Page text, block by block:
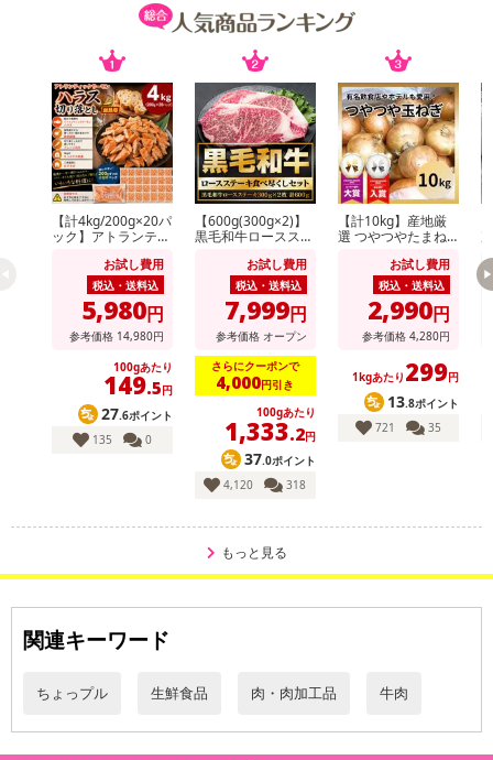
●“和牛のオリンピック”と言われる全国のブランド牛品評会で2大会
連続金に輝いた「飛騨牛」をご自宅で堪能できる夢のセット！
●飛騨牛 A3ランク以上を確約！
霜降りの飛騨牛を食すと、脂の旨みがじわーっと広がり、口の中で
飛騨牛がブランド牛として食通の間で絶賛される理由。それは“和牛
のオリンピック”と言われる全国のブランド牛品評会で2大会連続金
の名が知れ渡り、高級ブランド牛として肉の名店でこぞって使われ
さすが、二連連続金の実績を誇るだけあり、その肉質と味は食べる
【計4kg/200g×20パ
ック】アトランティ
切り落としお試し費用
税込・送料込
5,980円
参考価格 14,980円
100gあたり
149.5円
27.6ポイント
135
0
【600g(300g×2)】
黒毛和牛ロースステ
お試し費用
税込・送料込
7,999円
参考価格 オープン
さらにクーポンで
4,000円引き
100gあたり
1,333.2円
37.0ポイント
4,120
318
【計10kg】産地厳
選 つやつやたまね
お試し費用
税込・送料込
2,990円
参考価格 4,280円
1kgあたり 299円
13.8ポイント
721
35
もっと見る
関連キーワード
ちょっプル 生鮮食品 肉・肉加工品 牛肉